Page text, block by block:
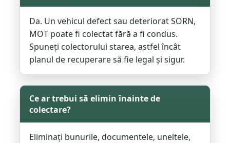
Da. Un vehicul defect sau deteriorat SORN,
MOT poate fi colectat fără a fi condus.
Spuneți colectorului starea, astfel încât
planul de recuperare să fie legal și sigur.
Ce ar trebui să elimin înainte de
colectare?
Eliminați bunurile, documentele, uneltele,